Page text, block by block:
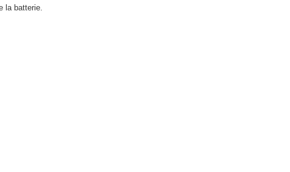
la batterie.